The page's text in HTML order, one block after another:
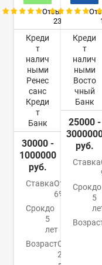
Отзывы:
23
Креди
т
налич
ными
Ренес
санс
Креди
т
Банк
30000 -
1000000
руб.
СтавкаОт
6%
Срокдо
5
лет
ВозрастОт
20
Креди
т
налич
ными
Восто
чный
Банк
25000 -
руб.
Ставка
Срокдо
5